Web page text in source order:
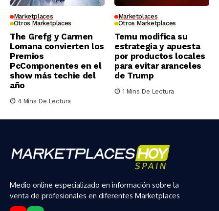
Marketplaces
Otros Marketplaces
The Grefg y Carmen
Lomana convierten los
Premios
PcComponentes en el
show más techie del
año
4 Mins De Lectura
Marketplaces
Otros Marketplaces
Temu modifica su
estrategia y apuesta
por productos locales
para evitar aranceles
de Trump
1 Mins De Lectura
Medio online especializado en información sobre la
venta de profesionales en diferentes Marketplaces